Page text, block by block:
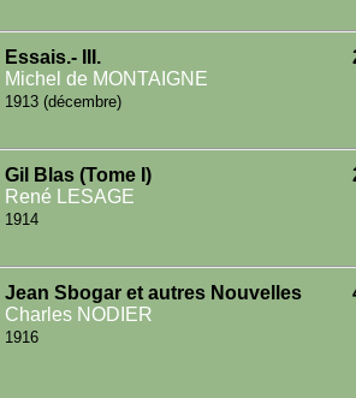
Essais.- III.
Michel de MONTAIGNE
1913 (décembre)
Gil Blas (Tome I)
René LESAGE
1914
Jean Sbogar et autres Nouvelles
Charles NODIER
1916